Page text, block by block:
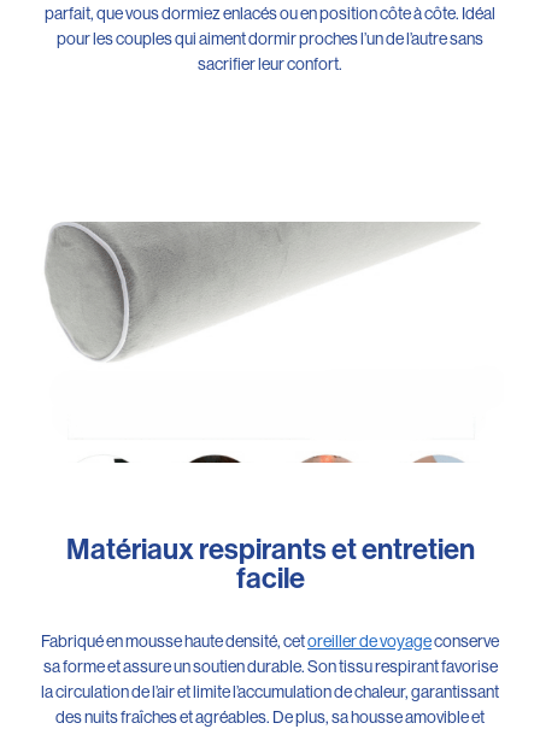
parfait, que vous dormiez enlacés ou en position côte à côte. Idéal
pour les couples qui aiment dormir proches l’un de l’autre sans
sacrifier leur confort.
Matériaux respirants et entretien
facile
Fabriqué en mousse haute densité, cetoreiller de voyageconserve
sa forme et assure un soutien durable. Son tissu respirant favorise
la circulation de l’air et limite l’accumulation de chaleur, garantissant
des nuits fraîches et agréables. De plus, sa housse amovible et